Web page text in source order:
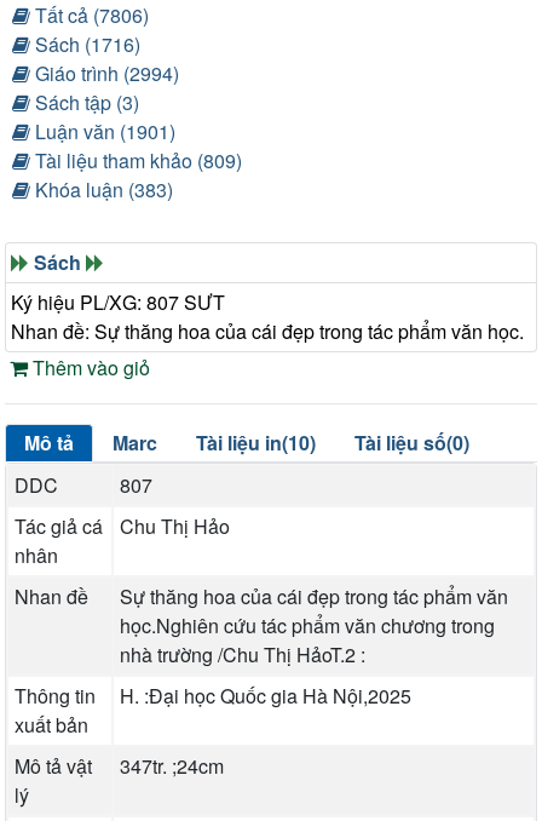
Tất cả (7806)
Sách (1716)
Giáo trình (2994)
Sách tập (3)
Luận văn (1901)
Tài liệu tham khảo (809)
Khóa luận (383)
Sách
Ký hiệu PL/XG: 807 SƯT
Nhan đề: Sự thăng hoa của cái đẹp trong tác phẩm văn học.
Thêm vào giỏ
Mô tả Marc Tài liệu in(10)
Tài liệu số(0)
DDC
807
Tác giả cá
nhân
Chu Thị Hảo
Nhan đề
Sự thăng hoa của cái đẹp trong tác phẩm văn
học.Nghiên cứu tác phẩm văn chương trong
nhà trường /Chu Thị HảoT.2 :
Thông tin
xuất bản
H. :Đại học Quốc gia Hà Nội,2025
Mô tả vật
lý
347tr. ;24cm